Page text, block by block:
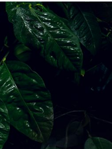
Hledat
SÓJOVÝ
OCHUCENÍ